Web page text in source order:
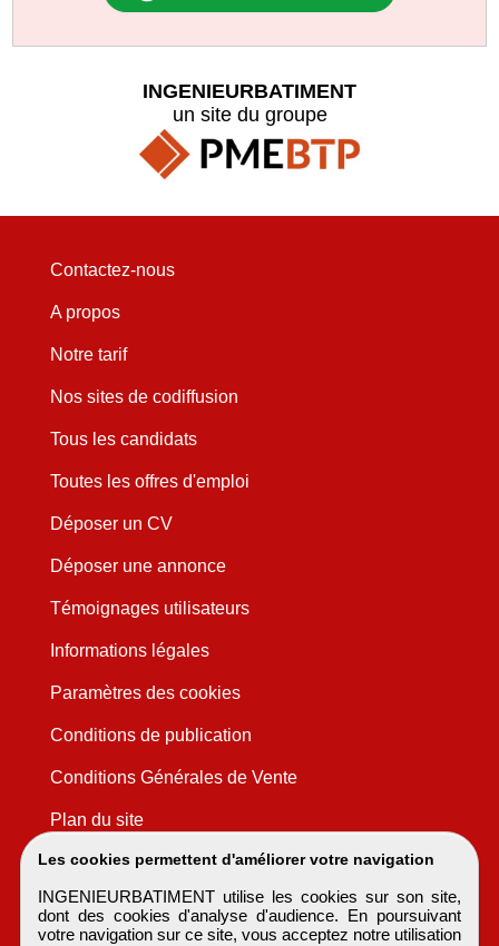
Les cookies permettent d'améliorer votre navigation
INGENIEURBATIMENT utilise les cookies sur son site,
dont des cookies d'analyse d'audience. En poursuivant
votre navigation sur ce site, vous acceptez notre utilisation
INGENIEURBATIMENT
un site du groupe
Contactez-nous
A propos
Notre tarif
Nos sites de codiffusion
Tous les candidats
Toutes les offres d'emploi
Déposer un CV
Déposer une annonce
Témoignages utilisateurs
Informations légales
Paramètres des cookies
Conditions de publication
Conditions Générales de Vente
Plan du site